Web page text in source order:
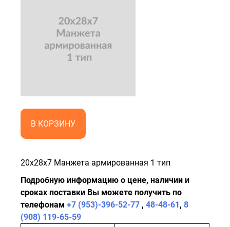
В КОРЗИНУ
20x28x7 Манжета армированная 1 тип
Подробную информацию о цене, наличии и
сроках поставки Вы можете получить по
телефонам +7 (953)-396-52-77 , 48-48-61, 8
(908) 119-65-59